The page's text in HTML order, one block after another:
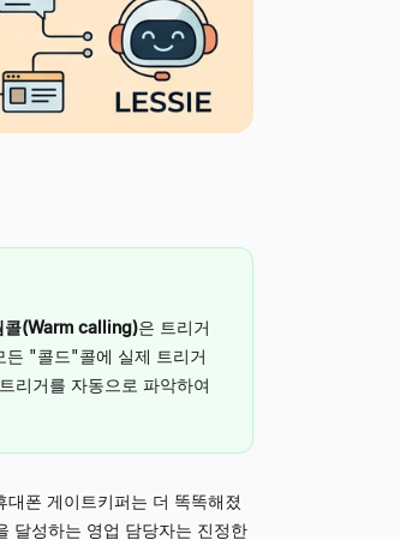
콜(Warm calling)은 트리거
"콜드"콜에 실제 트리거
리거를 자동으로 파악하여
폰 게이트키퍼는 더 똑똑해졌
달성하는 영업 담당자는 진정한